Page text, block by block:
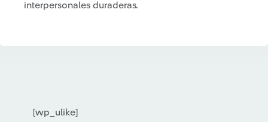
interpersonales duraderas.
[wp_ulike]